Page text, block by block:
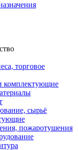
торговое
комплектующие
сырьё
пожаротушения